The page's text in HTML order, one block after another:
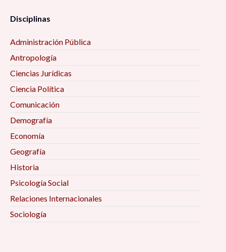
ejercicio de derechos políticos y civiles 10:00 am
La filosofía de las ciencias sociales 10:00 am
Mujeres, vejez y envejecimiento desde algunas
Digital 10:00 am
Desafíos teórico-metodológicos para el
estudio de los movimientos sociales, la política
pandemia 10:00 am
Artes y espacio público post- COVID-19 10:15
Disciplinas
Administración Pública
Antropología
Ciencias Jurídicas
Ciencia Política
Comunicación
Demografía
Economía
Geografía
Historia
Psicología Social
Relaciones Internacionales
Sociología